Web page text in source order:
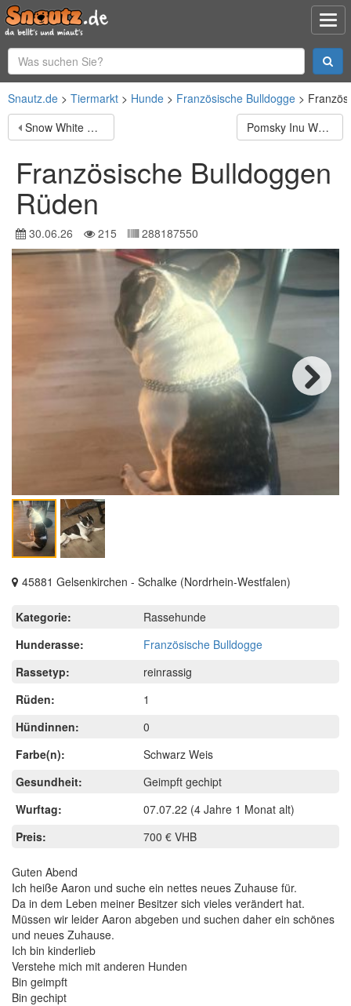
Snautz.de Tiermarkt Hunde Französische Bulldogge
Snow White – liebevolle Mama
Pomsky Inu Welpen (Pomsky * Shiba Inu)
Französische Bulldoggen
Rüden
30.06.26 215 288187550
Next
45881 Gelsenkirchen - Schalke (Nordrhein-Westfalen)
Kategorie:
Rassehunde
Hunderasse:
Französische Bulldogge
Rassetyp:
reinrassig
Rüden:
1
Hündinnen:
0
Farbe(n):
Schwarz Weis
Gesundheit:
Geimpft gechipt
Wurftag:
07.07.22 (4 Jahre 1 Monat alt)
Preis:
700 € VHB
Guten Abend
Ich heiße Aaron und suche ein nettes neues Zuhause für.
Da in dem Leben meiner Besitzer sich vieles verändert hat.
Müssen wir leider Aaron abgeben und suchen daher ein schönes
und neues Zuhause.
Ich bin kinderlieb
Verstehe mich mit anderen Hunden
Bin geimpft
Bin gechipt